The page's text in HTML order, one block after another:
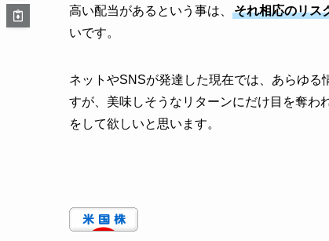
高い配当があるという事は、 それ相応のリス
いです。
ネットやSNSが発達した現在では、あらゆる
すが、美味しそうなリターンにだけ目を奪わ
をして欲しいと思います。